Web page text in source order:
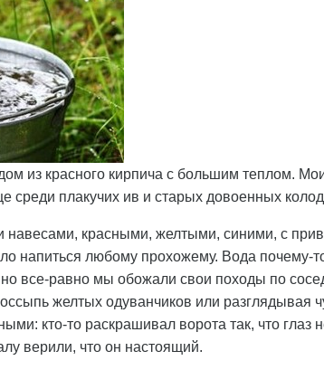
из красного кирпича с большим теплом.
среди плакучих ив и старых довоенных
навесами, красными, желтыми, синими, с
напиться любому прохожему. Вода почему-
все-равно мы обожали свои походы по
желтых одуванчиков или разглядывая
кто-то раскрашивал ворота так, что глаз
верили, что он настоящий.